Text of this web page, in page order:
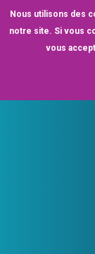
Nous utilisons des
notre site. Si vous
vous